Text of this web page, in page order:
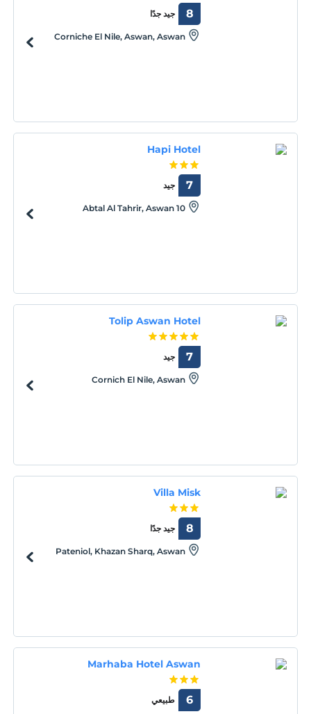
جيد جدًا 8
Corniche El Nile, Aswan, Aswan
Hapi Hotel
جيد 7
10 Abtal Al Tahrir, Aswan
Tolip Aswan Hotel
جيد 7
Cornich El Nile, Aswan
Villa Misk
جيد جدًا 8
Pateniol, Khazan Sharq, Aswan
Marhaba Hotel Aswan
طبيعي 6